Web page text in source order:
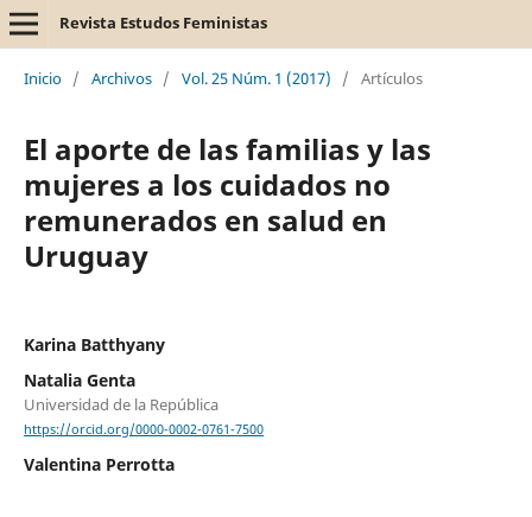
Revista Estudos Feministas
Inicio / Archivos / Vol. 25 Núm. 1 (2017) / Artículos
El aporte de las familias y las
mujeres a los cuidados no
remunerados en salud en
Uruguay
Karina Batthyany
Natalia Genta
Universidad de la República
https://orcid.org/0000-0002-0761-7500
Valentina Perrotta